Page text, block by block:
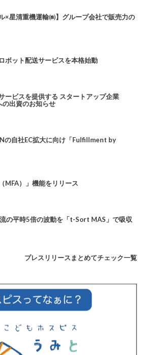
×星清重機運輸㈱】グループ会社で販売力の
ボット配送サービスを本格始動
ービスを提供する スタートアップ企業
の出資のお知らせ
の自社EC拡大に向け「Fulfillment by
MFA）」機能をリリース
の平時5倍の波動を「t-Sort MAS」で吸収
プレスリリースまとめてチェック一覧